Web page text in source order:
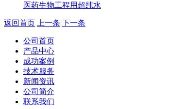
医药生物工程用超纯水
返回首页 上一条 下一条
公司首页
产品中心
成功案例
技术服务
新闻资讯
公司简介
联系我们